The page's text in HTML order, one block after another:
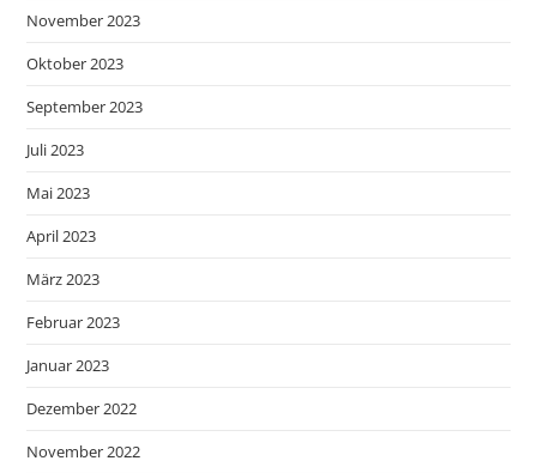
November 2023
Oktober 2023
September 2023
Juli 2023
Mai 2023
April 2023
März 2023
Februar 2023
Januar 2023
Dezember 2022
November 2022